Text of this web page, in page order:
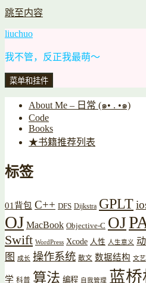
跳至内容
liuchuo
我不管，反正我最萌～
菜单和挂件
About Me – 日常 (๑• . •๑)
Code
Books
★书籍推荐列表
标签
01背包 C++ DFS Dijkstra GPLT
OJ MacBook Objective-C OJ
Swift WordPress Xcode 人性 人生意义
图
成长 操作系统 散文 数据结构 文艺
学 科普 算法 编程 自我管理 蓝桥